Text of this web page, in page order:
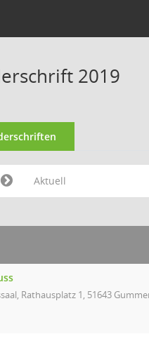
2019
Aktuell
Rathausplatz 1, 51643